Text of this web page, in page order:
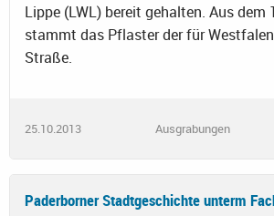
Lippe (LWL) bereit gehalten. Aus dem
stammt das Pflaster der für
Straße.
25.10.2013 Ausgrabungen
Paderborner Stadtgeschichte unterm